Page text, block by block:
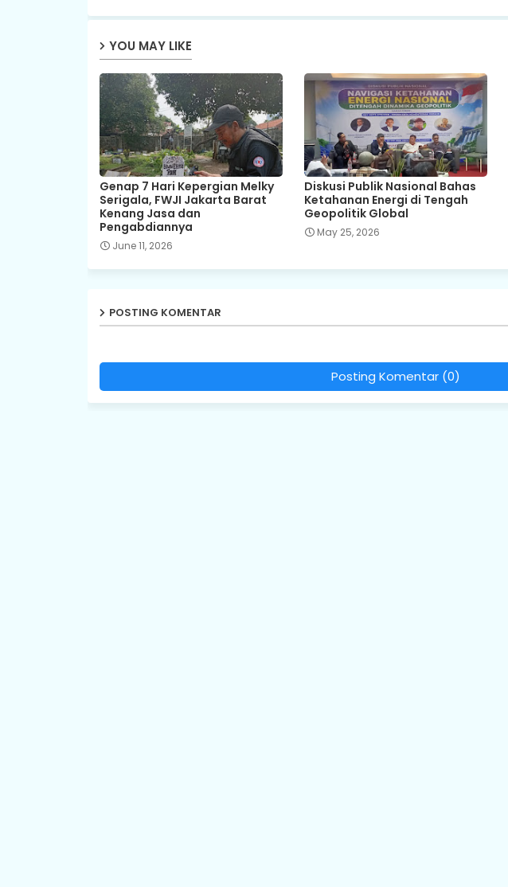
YOU MAY LIKE
Genap 7 Hari Kepergian Melky
Serigala, FWJI Jakarta Barat
Kenang Jasa dan
Pengabdiannya
June 11, 2026
Diskusi Publik Nasional Bahas
Ketahanan Energi di Tengah
Geopolitik Global
May 25, 2026
POSTING KOMENTAR
Posting Komentar (0)